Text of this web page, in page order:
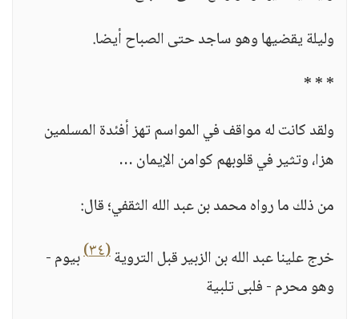
وليلة يقضيها وهو ساجد حتى الصباح أيضا.
* * *
ولقد كانت له مواقف في المواسم تهز أفئدة المسلمين
هزا، وتثير في قلوبهم كوامن الإيمان …
من ذلك ما رواه محمد بن عبد الله الثقفي؛ قال:
خرج علينا عبد الله بن الزبير قبل التروية(٣٤)
بيوم -
وهو محرم - فلبى تلبية